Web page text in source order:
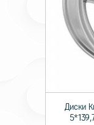
Диски